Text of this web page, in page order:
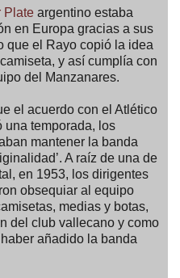
Plate argentino estaba
en Europa gracias a sus
que el Rayo copió la idea
y así cumplía con
del Manzanares.
el acuerdo con el Atlético
una temporada, los
mantener la banda
A raíz de una de
en 1953, los dirigentes
obsequiar al equipo
medias y botas,
del club vallecano y como
añadido la banda